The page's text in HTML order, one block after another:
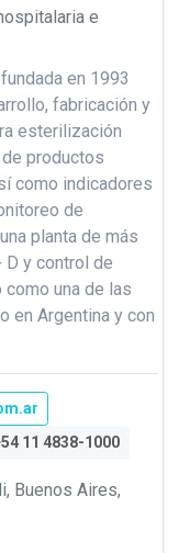
e
en 1993
fabricación y
esterilización
productos
como indicadores
de
planta de más
D y control de
una de las
en Argentina y con
11 4838-1000
Buenos Aires,